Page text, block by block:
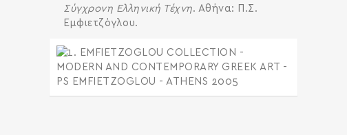
Σύγχρονη Ελληνική Τέχνη. Αθήνα: Π.Σ.
Εμφιετζόγλου.